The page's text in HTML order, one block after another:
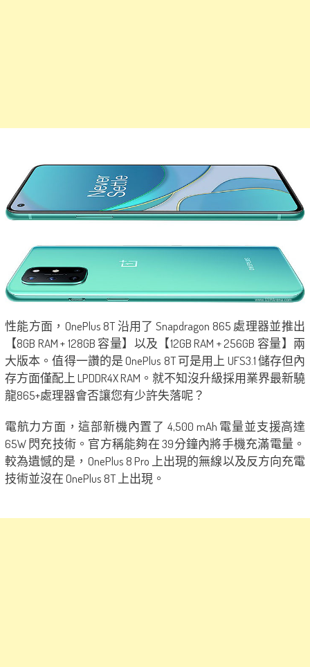
性能方面，OnePlus 8T 沿用了 Snapdragon 865 處理器並推出
【8GB RAM + 128GB 容量】以及【12GB RAM + 256GB 容量】兩
大版本。值得一讚的是 OnePlus 8T 可是用上 UFS3.1 儲存但內
存方面僅配上 LPDDR4X RAM。就不知沒升級採用業界最新驍
龍865+處理器會否讓您有少許失落呢？
電航力方面，這部新機內置了 4,500 mAh 電量並支援高達
65W 閃充技術。官方稱能夠在 39分鐘內將手機充滿電量。
較為遺憾的是，OnePlus 8 Pro 上出現的無線以及反方向充電
技術並沒在 OnePlus 8T 上出現。